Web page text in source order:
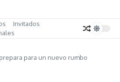
Invitados
para un nuevo rumbo